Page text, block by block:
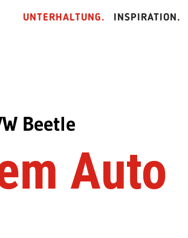
UNTERHALTUNG. INSPIRATION.
Beetle
Auto